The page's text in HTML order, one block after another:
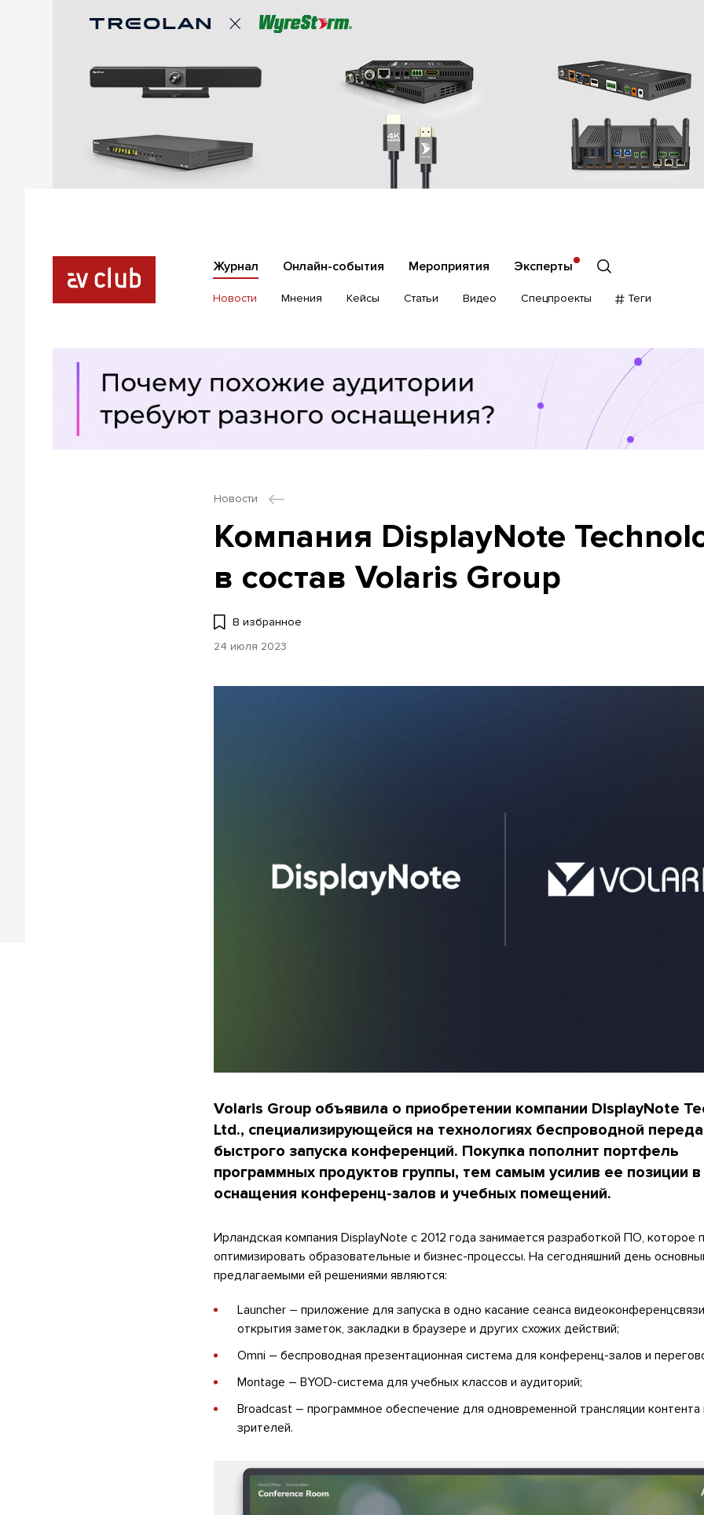
Журнал Онлайн-события Мероприятия Эксперты
Новости Мнения Кейсы Статьи Видео Спецпроекты Теги
Новости
Компания DisplayNote
в состав Volaris Group
В избранное
24 июля 2023
Volaris Group объявила о приобретении компании DisplayNote
Ltd., специализирующейся на технологиях беспроводной
быстрого запуска конференций. Покупка пополнит портфель
программных продуктов группы, тем самым усилив ее позиции
оснащения конференц-залов и учебных помещений.
Ирландская компания DisplayNote с 2012 года занимается разработкой ПО, которое
оптимизировать образовательные и бизнес-процессы. На сегодняшний день
предлагаемыми ей решениями являются:
Launcher – приложение для запуска в одно касание сеанса
открытия заметок, закладки в браузере и других схожих действий;
Omni – беспроводная презентационная система для конференц-залов и
Montage – BYOD-система для учебных классов и аудиторий;
Broadcast – программное обеспечение для одновременной трансляции
зрителей.